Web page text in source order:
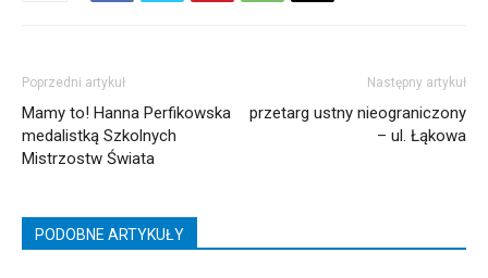
Poprzedni artykuł
Mamy to! Hanna Perfikowska
medalistką Szkolnych
Mistrzostw Świata
Następny artykuł
przetarg ustny nieograniczony
– ul. Łąkowa
PODOBNE ARTYKUŁY